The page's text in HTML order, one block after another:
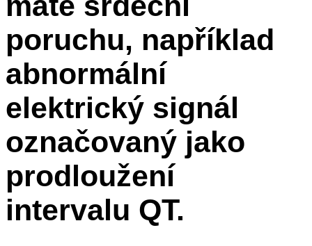
poruchu, například
abnormální
elektrický signál
označovaný jako
prodloužení
intervalu QT.